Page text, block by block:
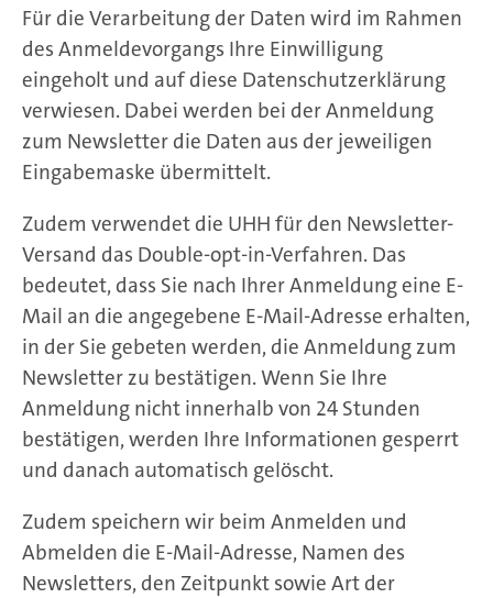
Für die Verarbeitung der Daten wird im Rahmen
des Anmeldevorgangs Ihre Einwilligung
eingeholt und auf diese Datenschutzerklärung
verwiesen. Dabei werden bei der Anmeldung
zum Newsletter die Daten aus der jeweiligen
Eingabemaske übermittelt.
Zudem verwendet die UHH für den Newsletter-
Versand das Double-opt-in-Verfahren. Das
bedeutet, dass Sie nach Ihrer Anmeldung eine E-
Mail an die angegebene E-Mail-Adresse erhalten,
in der Sie gebeten werden, die Anmeldung zum
Newsletter zu bestätigen. Wenn Sie Ihre
Anmeldung nicht innerhalb von 24 Stunden
bestätigen, werden Ihre Informationen gesperrt
und danach automatisch gelöscht.
Zudem speichern wir beim Anmelden und
Abmelden die E-Mail-Adresse, Namen des
Newsletters, den Zeitpunkt sowie Art der